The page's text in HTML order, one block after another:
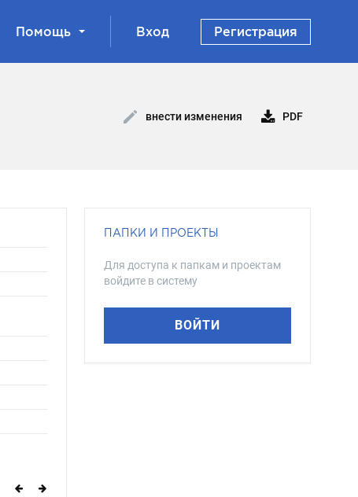
Помощь Вход Регистрация
внести изменения PDF
ПАПКИ И ПРОЕКТЫ
Для доступа к папкам и проектам
войдите в систему
ВОЙТИ